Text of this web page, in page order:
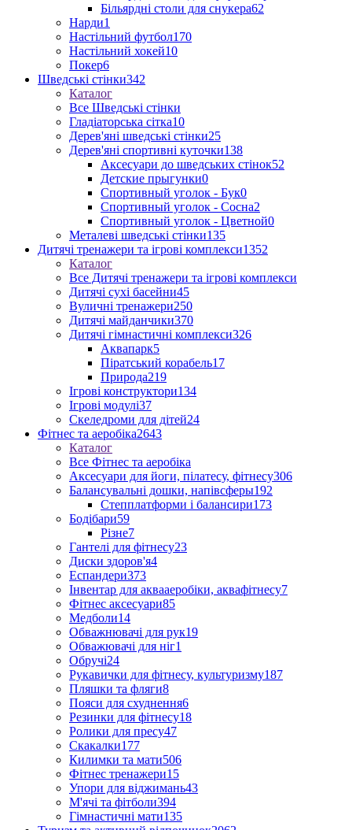
Більярдні столи для снукера62
Нарди1
Настільний футбол170
Настільний хокей10
Покер6
Шведські стінки342
Каталог
Все Шведські стінки
Гладіаторська сітка10
Дерев'яні шведські стінки25
Дерев'яні спортивні куточки138
Аксесуари до шведських стінок52
Детские прыгунки0
Спортивный уголок - Бук0
Спортивный уголок - Сосна2
Спортивный уголок - Цветной0
Металеві шведські стінки135
Дитячі тренажери та ігрові комплекси1352
Каталог
Все Дитячі тренажери та ігрові комплекси
Дитячі сухі басейни45
Вуличні тренажери250
Дитячі майданчики370
Дитячі гімнастичні комплекси326
Аквапарк5
Піратський корабель17
Природа219
Ігрові конструктори134
Ігрові модулі37
Скеледроми для дітей24
Фітнес та аеробіка2643
Каталог
Все Фітнес та аеробіка
Аксесуари для йоги, пілатесу, фітнесу306
Балансувальні дошки, напівсферы192
Степплатформи і балансири173
Бодібари59
Різне7
Гантелі для фітнесу23
Диски здоров'я4
Еспандери373
Інвентар для аквааеробіки, аквафітнесу7
Фітнес аксесуари85
Медболи14
Обважнювачі для рук19
Обважювачі для ніг1
Обручі24
Рукавички для фітнесу, культуризму187
Пляшки та фляги8
Пояси для схуднення6
Резинки для фітнесу18
Ролики для пресу47
Скакалки177
Килимки та мати506
Фітнес тренажери15
Упори для віджимань43
М'ячі та фітболи394
Гімнастичні мати135